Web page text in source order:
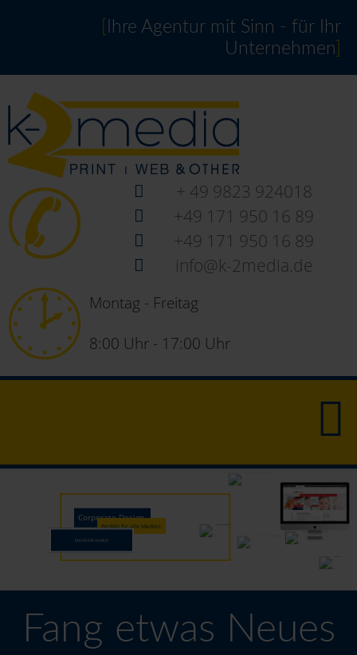
Ihre Agentur mit Sinn - für Ihr
Unternehmen
+ 49 9823 924018
+49 171 950 16 89
+49 171 950 16 89
info@k-2media.de
Montag - Freitag
8:00 Uhr - 17:00 Uhr
Corporate Design.
Perfekt für alle Medien.
MEHR ERFAHREN
Fang etwas Neues